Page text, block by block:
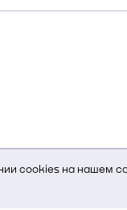
cookies на нашем